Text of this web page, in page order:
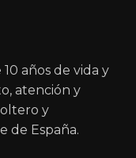
años de vida y
atención y
y
de España.